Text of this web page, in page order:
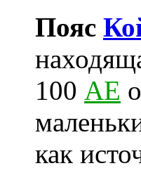
Пояс
100 АЕ
как